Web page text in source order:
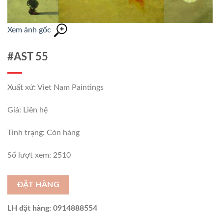
Xem ảnh gốc
#AST 55
Xuất xứ: Viet Nam Paintings
Giá: Liên hệ
Tình trạng: Còn hàng
Số lượt xem: 2510
ĐẶT HÀNG
LH đặt hàng: 0914888554